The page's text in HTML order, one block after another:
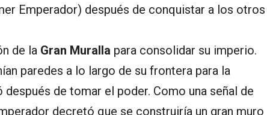
Emperador) después de conquistar a los otros
de la Gran Muralla para consolidar su imperio.
paredes a lo largo de su frontera para la
de tomar el poder. Como una señal de
decretó que se construiría un gran muro